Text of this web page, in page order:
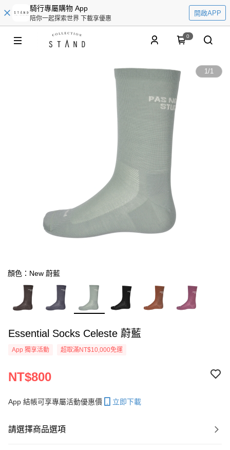
騎行專屬購物 App
陪你一起探索世界 下載享優惠
開啟APP
0
1/1
顏色：New 蔚藍
Essential Socks Celeste 蔚藍
App 獨享活動 超取滿NT$10,000免運
NT$800
App 結帳可享專屬活動優惠價 立即下載
請選擇商品選項